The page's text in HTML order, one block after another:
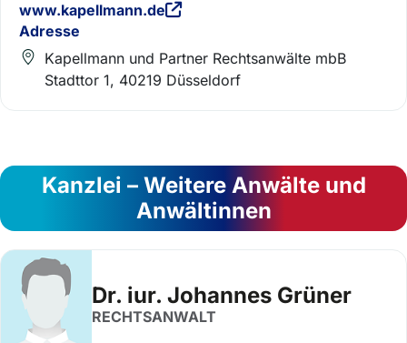
www.kapellmann.de
Adresse
Kapellmann und Partner Rechtsanwälte mbB
Stadttor 1, 40219 Düsseldorf
Kanzlei – Weitere Anwälte und
Anwältinnen
Dr. iur. Johannes Grüner
RECHTSANWALT